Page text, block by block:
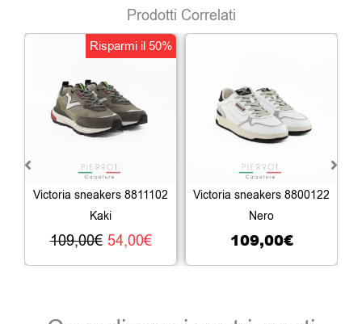
Prodotti Correlati
Risparmi il 50%
Victoria sneakers 8811102
Kaki
109,00€
Il
originale
era:
54,00€
Il
Victoria sneakers 8800122
Nero
109,00€